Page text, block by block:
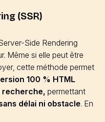
(SSR)
Side Rendering
Même si elle peut être
cette méthode permet
100 % HTML
recherche, permettant
délai ni obstacle. En